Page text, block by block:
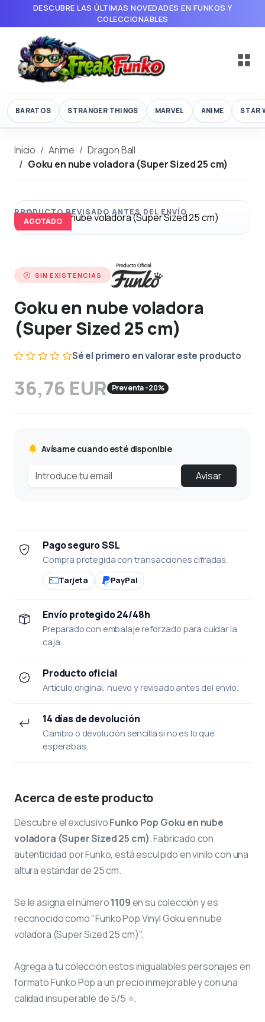
DESCUBRE LAS ÚLTIMAS NOVEDADES EN FUNKOS Y
COLECCIONABLES
BARATOS STRANGER THINGS MARVEL ANIME STAR
Inicio Anime
Dragon Ball
Goku en nube voladora (Super Sized 25 cm)
AGOTADO
SIN EXISTENCIAS
Goku en nube voladora
(Super Sized 25 cm)
Sé el primero en valorar este producto
36,76 EUR Preventa -20%
Avísame cuando esté disponible
Avisar
Pago seguro SSL
Compra protegida con transacciones cifradas.
Tarjeta PayPal
Envío protegido 24/48h
Preparado con embalaje reforzado para cuidar la
caja.
Producto oficial
Artículo original, nuevo y revisado antes del envío.
14 días de devolución
Cambio o devolución sencilla si no es lo que
esperabas.
Acerca de este producto
Descubre el exclusivoFunko Pop Goku en nube
voladora (Super Sized 25 cm). Fabricado con
autenticidad por Funko, está esculpido en vinilo con una
altura estándar de 25 cm.
Se le asigna el número1109en su colección y es
reconocido como "Funko Pop Vinyl Goku en nube
voladora (Super Sized 25 cm)".
Agrega a tu colección estos inigualables personajes en
formato Funko Pop a un precio inmejorable y con una
calidad insuperable de 5/5 ⭐.